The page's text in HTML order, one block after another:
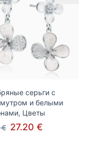
серьги с
и белыми
Цветы
€ 27.20 €